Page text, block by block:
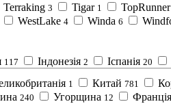
Terraking 3 Tigar 1 TopRunner
WestLake 4 Winda 6
117 Індонезія 2 Іспанія 20
1 Китай 781
240 Угорщина 12 Франція